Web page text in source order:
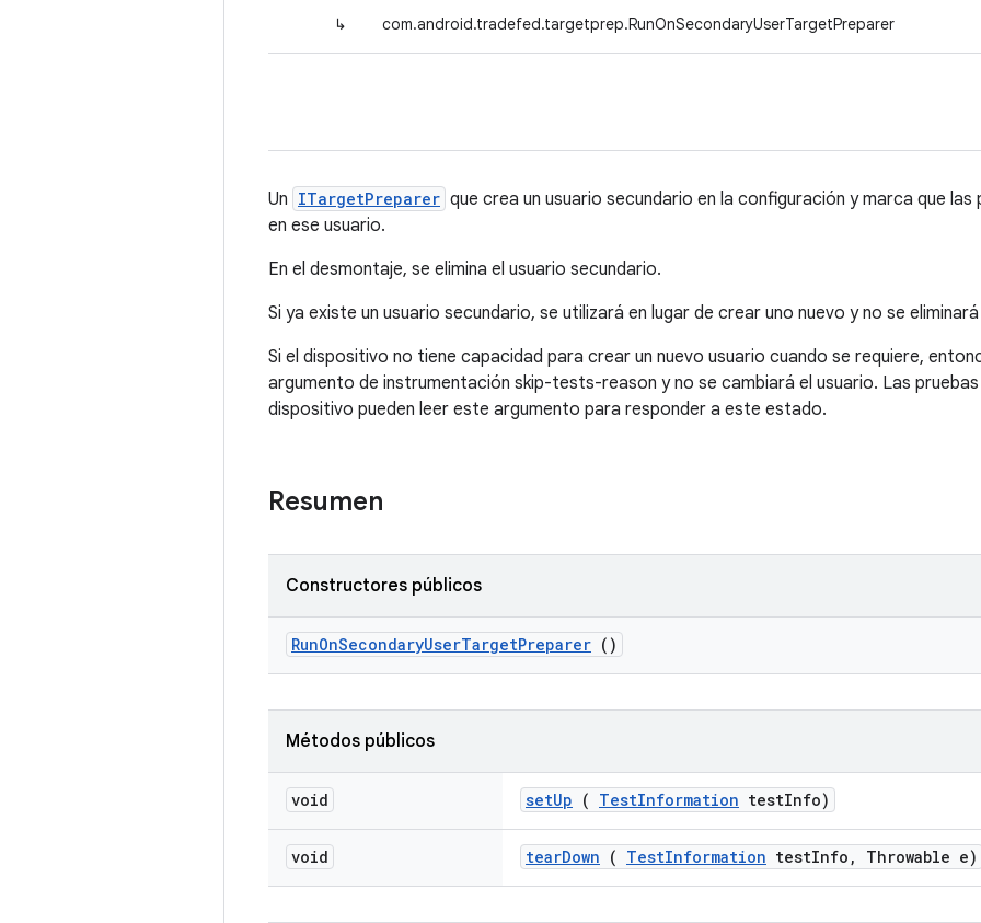
↳ com.android.tradefed.targetprep.RunOnSecondaryUserTargetPreparer
Un ITargetPreparer que crea un usuario secundario en la configuración y marca que
en ese usuario.
En el desmontaje, se elimina el usuario secundario.
Si ya existe un usuario secundario, se utilizará en lugar de crear uno nuevo y no se
Si el dispositivo no tiene capacidad para crear un nuevo usuario cuando se requiere,
argumento de instrumentación skip-tests-reason y no se cambiará el usuario. Las
dispositivo pueden leer este argumento para responder a este estado.
Resumen
Constructores públicos
RunOnSecondaryUserTargetPreparer ()
Métodos públicos
void setUp ( TestInformation testInfo)
void tearDown ( TestInformation testInfo , Throwable e)